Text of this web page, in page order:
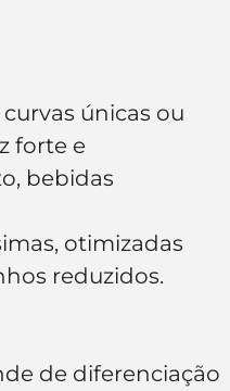
únicas ou
forte e
bebidas
otimizadas
reduzidos.
de diferenciação